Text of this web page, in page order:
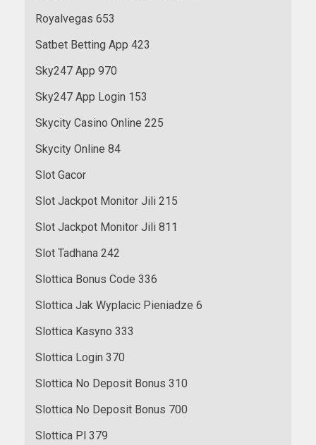
Royalvegas 653
Satbet Betting App 423
Sky247 App 970
Sky247 App Login 153
Skycity Casino Online 225
Skycity Online 84
Slot Gacor
Slot Jackpot Monitor Jili 215
Slot Jackpot Monitor Jili 811
Slot Tadhana 242
Slottica Bonus Code 336
Slottica Jak Wyplacic Pieniadze 6
Slottica Kasyno 333
Slottica Login 370
Slottica No Deposit Bonus 310
Slottica No Deposit Bonus 700
Slottica Pl 379